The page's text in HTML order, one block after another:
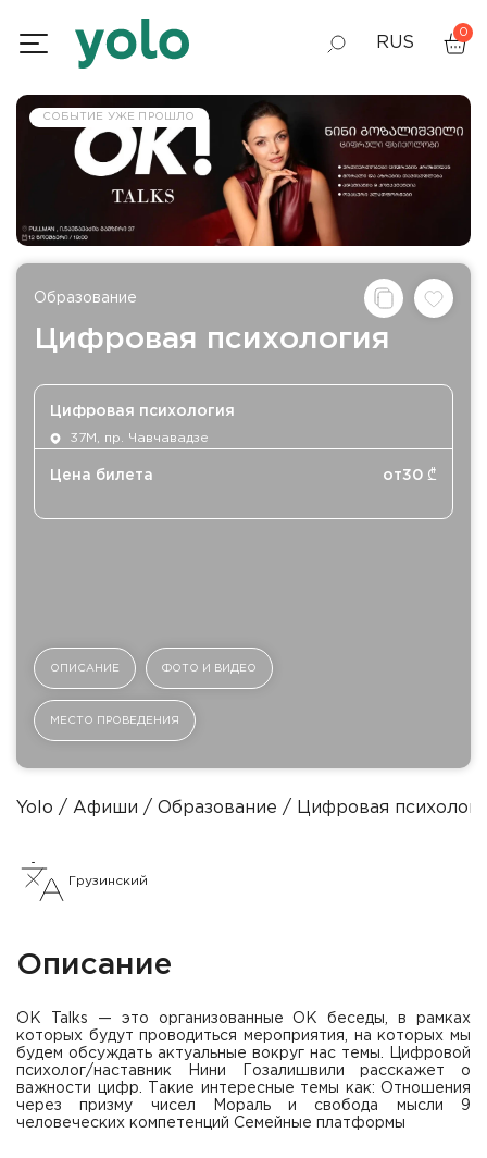
RUS
ENG
0
СОБЫТИЕ УЖЕ ПРОШЛО
Образование
Цифровая психология
Цифровая психология
37М, пр. Чавчавадзе
Цена билета от30 ₾
ОПИСАНИЕ ФОТО И ВИДЕО
МЕСТО ПРОВЕДЕНИЯ
Yolo Афиши Образование Цифровая
Грузинский
Описание
OK Talks — это организованные ОК беседы, в рамках
которых будут проводиться мероприятия, на которых мы
будем обсуждать актуальные вокруг нас темы. Цифровой
психолог/наставник Нини Гозалишвили расскажет о
важности цифр. Такие интересные темы как: Отношения
через призму чисел Мораль и свобода мысли 9
человеческих компетенций Семейные платформы